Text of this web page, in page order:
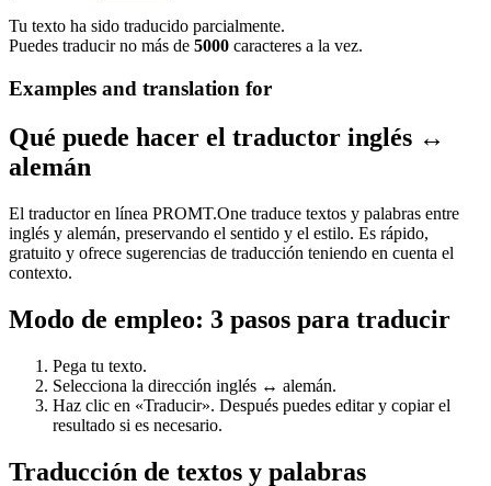
Tu texto ha sido traducido parcialmente.
Puedes traducir no más de 5000 caracteres a la vez.
Examples and translation for
Qué puede hacer el traductor inglés ↔
alemán
El traductor en línea PROMT.One traduce textos y palabras entre
inglés y alemán, preservando el sentido y el estilo. Es rápido,
gratuito y ofrece sugerencias de traducción teniendo en cuenta el
contexto.
Modo de empleo: 3 pasos para traducir
Pega tu texto.
Selecciona la dirección inglés ↔ alemán.
Haz clic en «Traducir». Después puedes editar y copiar el
resultado si es necesario.
Traducción de textos y palabras